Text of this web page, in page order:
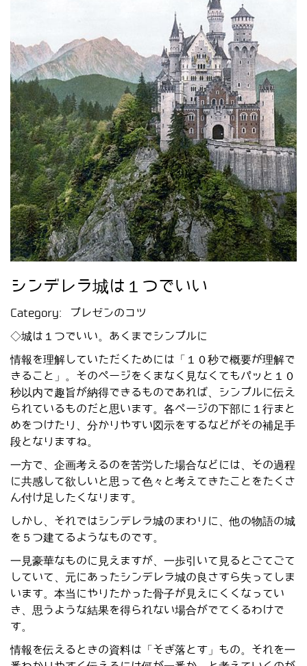
シンデレラ城は１つでいい
Category: プレゼンのコツ
◇城は１つでいい。あくまでシンプルに
情報を理解していただくためには「１０秒で概要が理解で
きること」。そのページをくまなく見なくてもパッと１０
秒以内で趣旨が納得できるものであれば、シンプルに伝え
られているものだと思います。各ページの下部に１行まと
めをつけたり、分かりやすい図示をするなどがその補足手
段となりますね。
一方で、企画考えるのを苦労した場合などには、その過程
に共感して欲しいと思って色々と考えてきたことをたくさ
ん付け足したくなります。
しかし、それではシンデレラ城のまわりに、他の物語の城
を５つ建てるようなものです。
一見豪華なものに見えますが、一歩引いて見るとごてごて
していて、元にあったシンデレラ城の良さすら失ってしま
います。本当にやりたかった骨子が見えにくくなってい
き、思うような結果を得られない場合がでてくるわけで
す。
情報を伝えるときの資料は「そぎ落とす」もの。それを一